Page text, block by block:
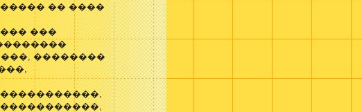
����� �� ����
���
��������